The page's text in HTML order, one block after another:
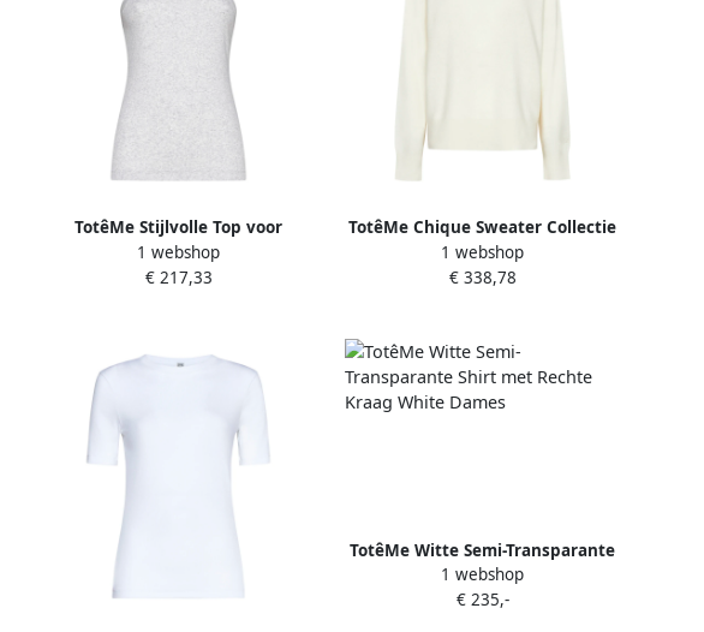
TotêMe Stijlvolle Top voor
Vrouwen Gray Dames
1 webshop
€ 217,33
TotêMe Chique Sweater Collectie
White Dames
1 webshop
€ 338,78
TotêMe Witte Semi-Transparante
Shirt met Rechte Kraag White
Dames
1 webshop
€ 235,-